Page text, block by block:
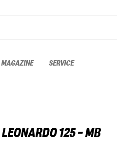
MAGAZINE SERVICE
LEONARDO 125 - MB